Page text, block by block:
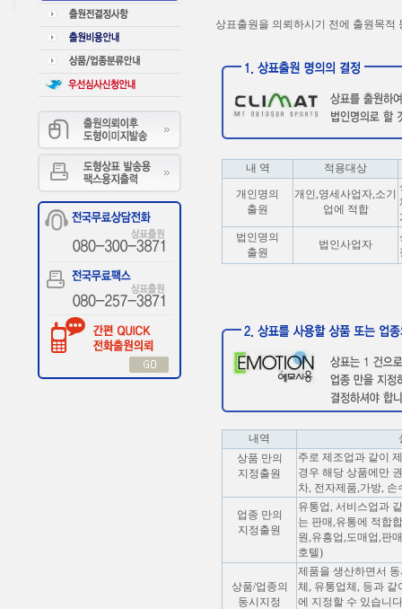
상표출원을 의뢰하시기 전에 출원목적
내 역 적용대상
개인명의
출원
개인,영세사업자,소기
업에 적합
법인명의
출원
법인사업자
내역
상품 만의
지정출원
주로 제조업과 같이
경우 해당 상품에만
차, 전자제품,가방,
업종 만의
지정출원
유통업, 서비스업과
는 판매,유통에 적합
원,유흥업,도매업,판
호텔)
상품/업종의
동시지정
제품을 생산하면서
체, 유통업체, 등과
에 지정할 수 있습니